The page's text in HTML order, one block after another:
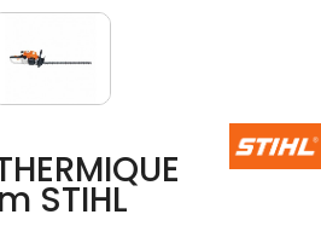
STIHL